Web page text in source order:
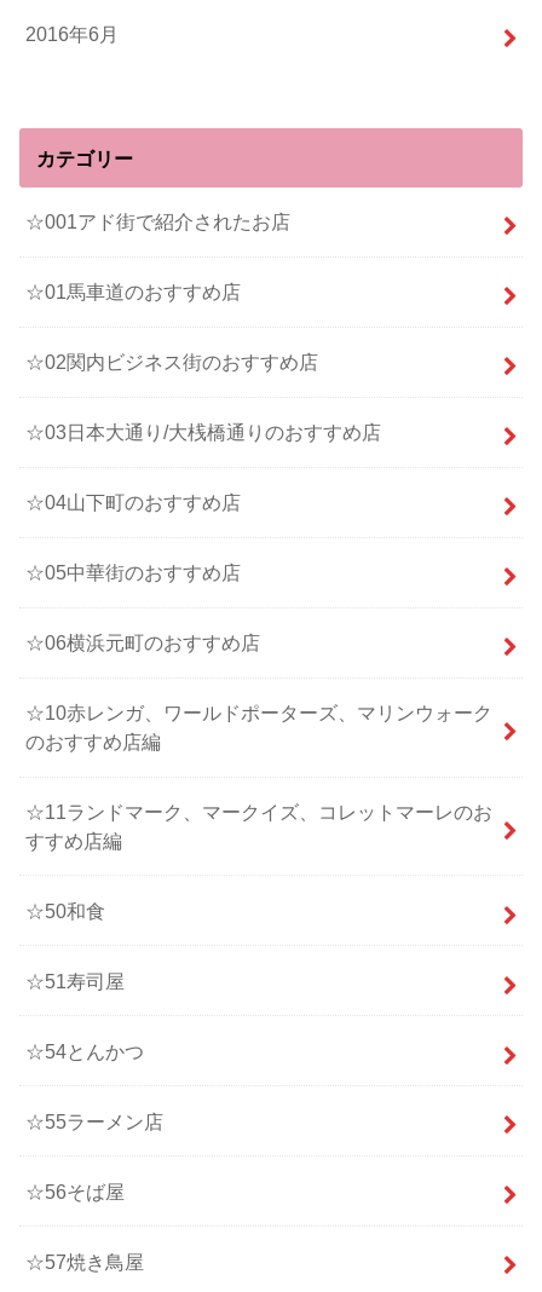
2016年6月
カテゴリー
☆001アド街で紹介されたお店
☆01馬車道のおすすめ店
☆02関内ビジネス街のおすすめ店
☆03日本大通り/大桟橋通りのおすすめ店
☆04山下町のおすすめ店
☆05中華街のおすすめ店
☆06横浜元町のおすすめ店
☆10赤レンガ、ワールドポーターズ、マリンウォーク
のおすすめ店編
☆11ランドマーク、マークイズ、コレットマーレのお
すすめ店編
☆50和食
☆51寿司屋
☆54とんかつ
☆55ラーメン店
☆56そば屋
☆57焼き鳥屋